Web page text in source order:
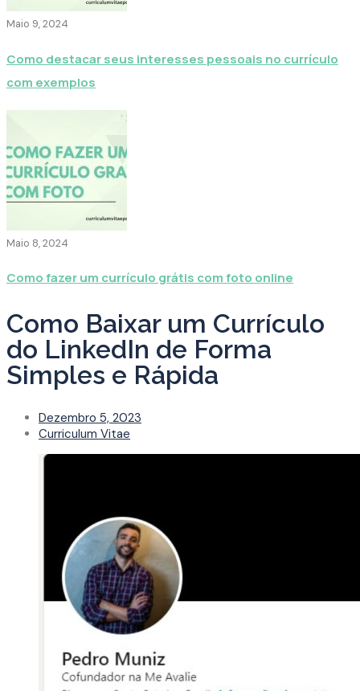
Maio 9, 2024
Como destacar seus interesses pessoais no currículo
com exemplos
Maio 8, 2024
Como fazer um currículo grátis com foto online
Como Baixar um Currículo
do LinkedIn de Forma
Simples e Rápida
Dezembro 5, 2023
Curriculum Vitae